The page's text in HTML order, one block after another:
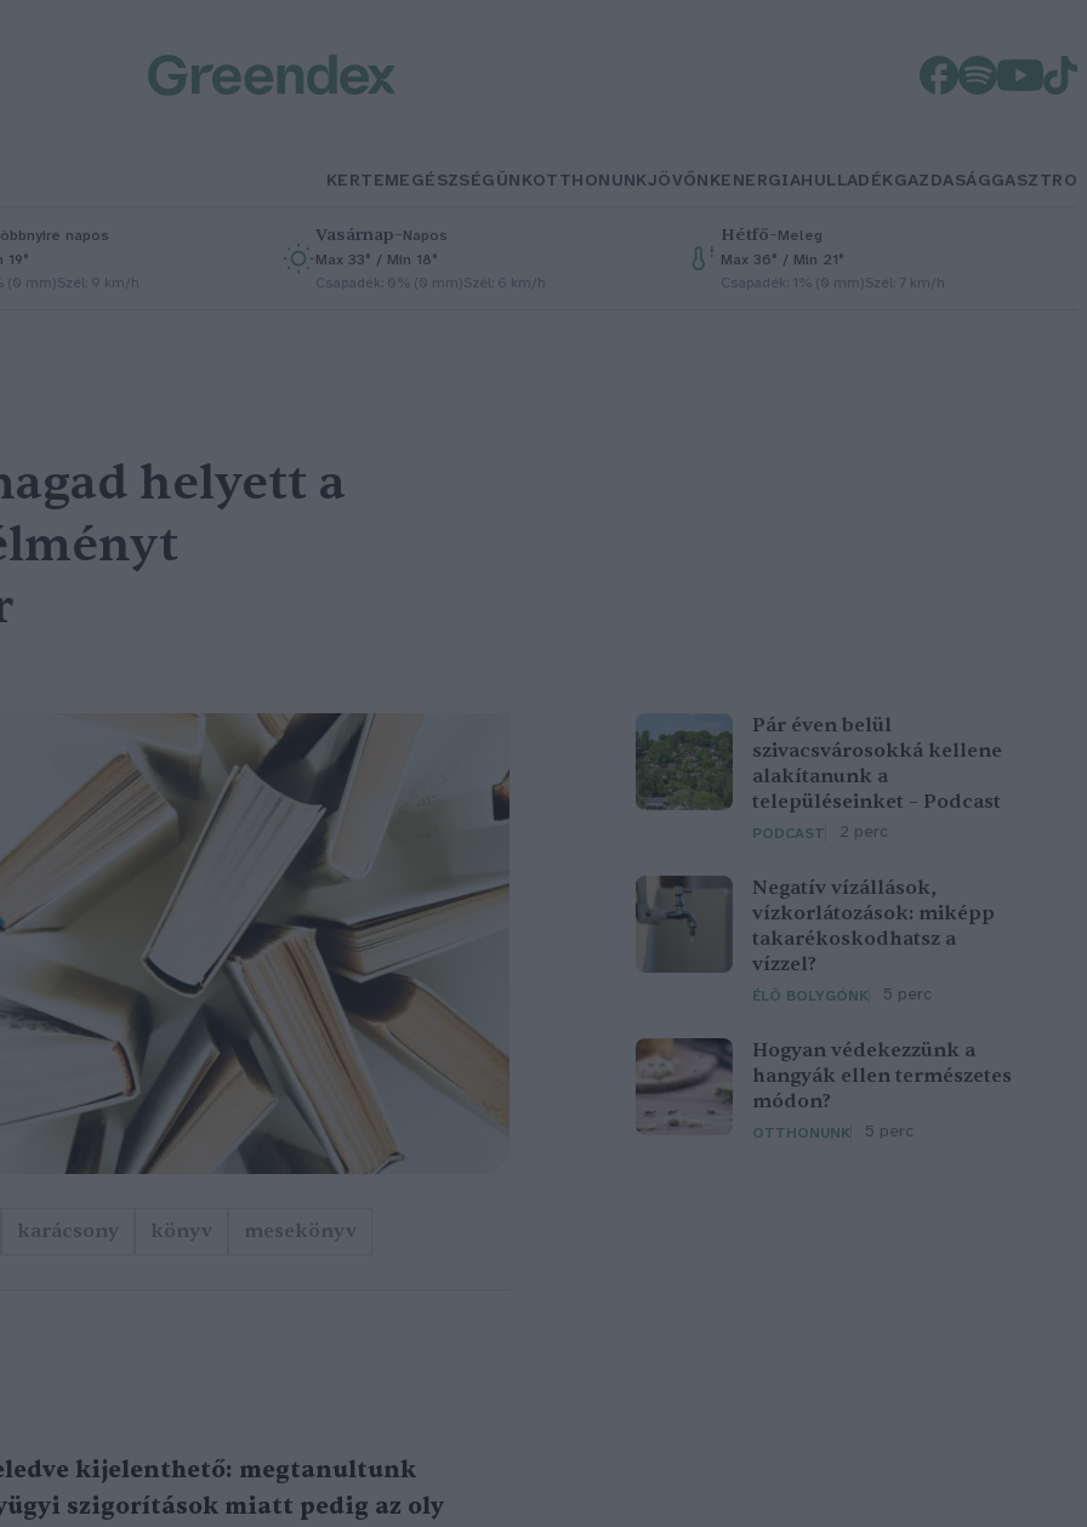
KERTEMEGÉSZSÉGÜNKOTTHONUNKJÖVŐNKENERGIAHULLADÉKGAZDASÁGGASZTRO
napos
19°
(0 mm)Szél: 9 km/h
Vasárnap–Napos
Max 33° / Min 18°
Csapadék: 0% (0 mm)Szél: 6 km/h
Hétfő–Meleg
Max 36° / Min 21°
Csapadék: 1% (0 mm)Szél: 7 km/h
Pár éven belül
szivacsvárosokká kellene
alakítanunk a
településeinket – Podcast
PODCAST 2 perc
Negatív vízállások,
vízkorlátozások: miképp
takarékoskodhatsz a
vízzel?
ÉLŐ BOLYGÓNK 5 perc
Hogyan védekezzünk a
hangyák ellen természetes
módon?
OTTHONUNK 5 perc
helyett a
karácsony könyv mesekönyv
kijelenthető: megtanultunk
szigorítások miatt pedig az oly